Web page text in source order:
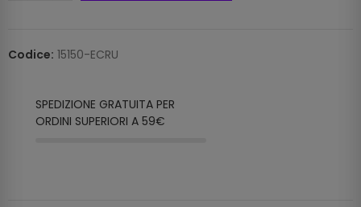
Codice: 15150-ECRU
SPEDIZIONE GRATUITA PER
ORDINI SUPERIORI A 59€